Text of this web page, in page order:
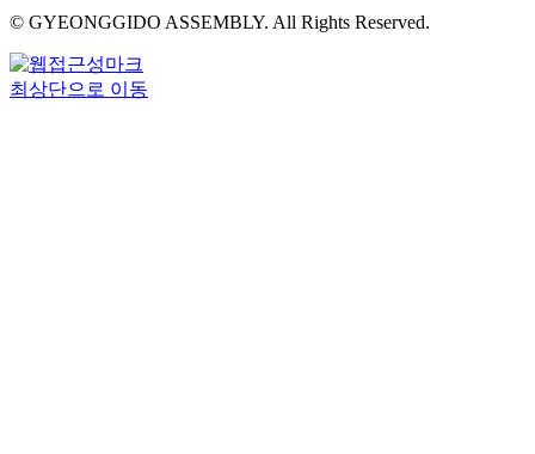
© GYEONGGIDO ASSEMBLY. All Rights Reserved.
최상단으로 이동